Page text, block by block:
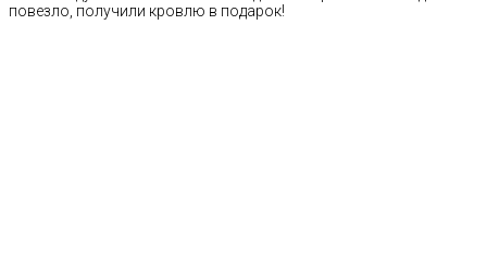
повезло, получили кровлю в подарок!